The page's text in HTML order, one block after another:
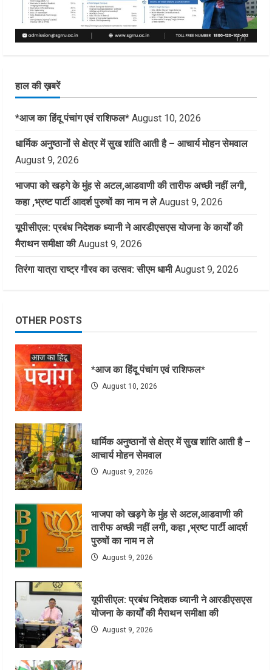
हाल की ख़बरें
*आज का हिंदू पंचांग एवं राशिफल* August 10, 2026
धार्मिक अनुष्ठानों से क्षेत्र में सुख शांति आती है – आचार्य मोहन सेमवाल
August 9, 2026
भाजपा को खड़गे के मुंह से अटल,आडवाणी की तारीफ अच्छी नहीं लगी,
कहा ,भ्रष्ट पार्टी आदर्श पुरुषों का नाम न ले August 9, 2026
यूपीसीएल: प्रबंध निदेशक ध्यानी ने आरडीएसएस योजना के कार्यों की
मैराथन समीक्षा की August 9, 2026
तिरंगा यात्रा राष्ट्र गौरव का उत्सव: सीएम धामी August 9, 2026
OTHER POSTS
*आज का हिंदू पंचांग एवं राशिफल*
August 10, 2026
धार्मिक अनुष्ठानों से क्षेत्र में सुख शांति आती है –
आचार्य मोहन सेमवाल
August 9, 2026
भाजपा को खड़गे के मुंह से अटल,आडवाणी की
तारीफ अच्छी नहीं लगी, कहा ,भ्रष्ट पार्टी आदर्श
पुरुषों का नाम न ले
August 9, 2026
यूपीसीएल: प्रबंध निदेशक ध्यानी ने आरडीएसएस
योजना के कार्यों की मैराथन समीक्षा की
August 9, 2026